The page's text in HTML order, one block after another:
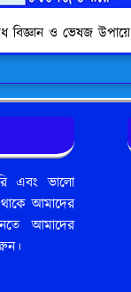
ও ভেষজ উপায়ে
এবং ভালো
আমাদের
আমাদের